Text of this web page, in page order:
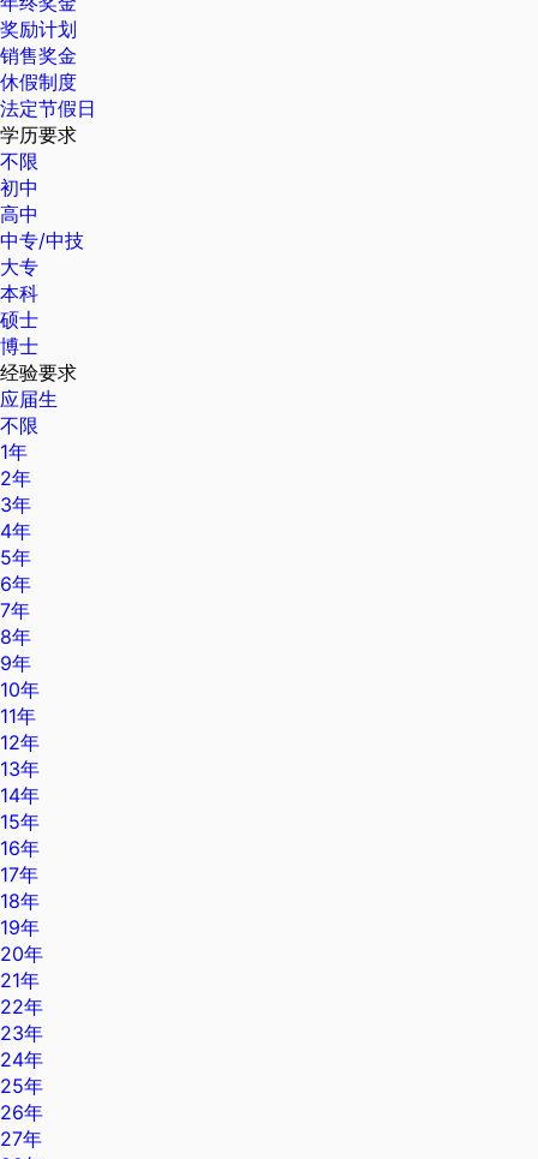
奖励计划
销售奖金
休假制度
法定节假日
学历要求
不限
初中
高中
中专/中技
大专
本科
硕士
博士
经验要求
应届生
不限
1年
2年
3年
4年
5年
6年
7年
8年
9年
10年
11年
12年
13年
14年
15年
16年
17年
18年
19年
20年
21年
22年
23年
24年
25年
26年
27年